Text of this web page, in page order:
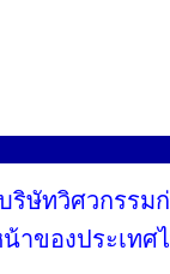
บริษัทวิศวกรร
าของประเทศ